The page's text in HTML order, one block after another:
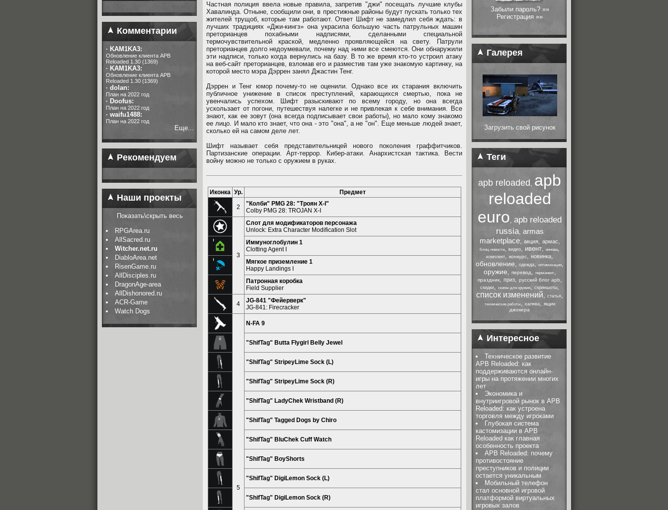
Комментарии
· KAM1KA3:
Обновление клиента APB
Reloaded 1.30 (1369)
· KAM1KA3:
Обновление клиента APB
Reloaded 1.30 (1369)
· dolan:
План на 2022 год
· Doofus:
План на 2022 год
· waifu1488:
План на 2022 год
Еще...
Рекомендуем
Наши проекты
Показать\скрыть весь
RPGArea.ru
AllSacred.ru
Witcher.net.ru
DiabloArea.net
RisenGame.ru
AllDisciples.ru
DragonAge-area
AllDishonored.ru
ACR-Game
Watch Dogs
Частная полиция ввела новые правила, запретив "джи" посещать лучшие клубы
Хавалинда. Отныне, сообщили они, в престижные районы будут пускать только тех
жителей трущоб, которые там работают. Ответ Шифт не замедлил себя ждать: в
лучших традициях «Джи-кингз» она украсила большую часть патрульных машин
преторианцев похабными надписями, сделанными специальной
термочувствительной краской, медленно проявляющейся на свету. Патрули
преторианцев долго недоумевали, почему над ними все смеются. Они обнаружили
эти надписи, только когда вернулись на базу. В то же время кто-то устроил атаку
на веб-сайт преторианцев, взломав его и разместив там уже знакомую картинку, на
которой место мэра Дэррен занял Джастин Тенг.
Дэррен и Тенг юмор почему-то не оценили. Однако все их старания включить
публичное унижение в список преступлений, карающихся смертью, пока не
увенчались успехом. Шифт разыскивают по всему городу, но она всегда
ускользает от погони, путешествуя налегке и не привлекая к себе внимания. Все
знают, как ее зовут (она всегда подписывает свои работы), но мало кому знакомо
ее лицо. И мало кто знает, что она - это "она", а не "он". Еще меньше людей знает,
сколько ей на самом деле лет.
Шифт называет себя представительницей нового поколения граффитчиков.
Партизанские операции. Арт-террор. Кибер-атаки. Анархистская тактика. Вести
войну можно не только с оружием в руках.
Иконка Ур. Предмет
2
"Колби" PMG 28: "Троян X-I"
Colby PMG 28: TROJAN X-I
3
Слот для модификаторов персонажа
Unlock: Extra Character Modification Slot
Иммуноглобулин 1
Clotting Agent I
Мягкое приземление 1
Happy Landings I
Патронная коробка
Field Supplier
4
JG-841 "Фейерверк"
JG-841: Firecracker
5
N-FA 9
"ShifTag" Butta Flygirl Belly Jewel
"ShifTag" StripeyLime Sock (L)
"ShifTag" StripeyLime Sock (R)
"ShifTag" LadyChek Wristband (R)
"ShifTag" Tagged Dogs by Chiro
"ShifTag" BluChek Cuff Watch
"ShifTag" BoyShorts
"ShifTag" DigiLemon Sock (L)
"ShifTag" DigiLemon Sock (R)
Забыли пароль? »»
Регистрация »»
Галерея
Загрузить свой рисунок
Теги
apb reloaded , apb
reloaded
euro, apb reloaded
russia, armas
marketplace, акция, армас,
блиц-новости, видео, ивент, иннова,
комплект, конкурс, новинка,
обновление, одежда, оптимизация,
оружие, перевод, перманент,
праздник, приз, русский блог apb,
скидки, скины для оружия, скриншоты,
список изменений, статья,
технические работы, халява, ящик
джокера
Интересное
Техническое развитие
APB Reloaded: как
поддерживаются онлайн-
игры на протяжении многих
лет
Экономика и
внутриигровой рынок в APB
Reloaded: как устроена
торговля между игроками
Глубокая система
кастомизации в APB
Reloaded как главная
особенность проекта
APB Reloaded: почему
противостояние
преступников и полиции
остается уникальным
Мобильный телефон
стал основной игровой
платформой виртуальных
игровых залов